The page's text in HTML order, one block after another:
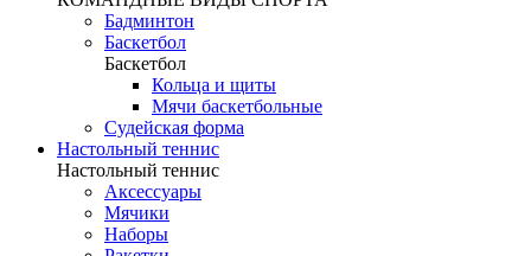
Бадминтон
Баскетбол
Баскетбол
Кольца и щиты
Мячи баскетбольные
Судейская форма
Настольный теннис
Настольный теннис
Аксессуары
Мячики
Наборы